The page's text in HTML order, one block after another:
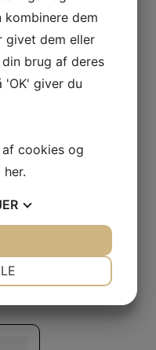
kombinere dem
givet dem eller
brug af deres
'OK' giver du
cookies og
her.